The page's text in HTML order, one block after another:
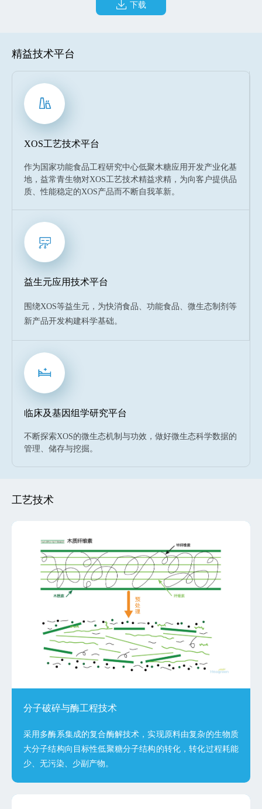
下载
精益技术平台
XOS工艺技术平台
作为国家功能食品工程研究中心低聚木糖应用开发产业化基
地，益常青生物对XOS工艺技术精益求精，为向客户提供品
质、性能稳定的XOS产品而不断自我革新。
益生元应用技术平台
围绕XOS等益生元，为快消食品、功能食品、微生态制剂等
新产品开发构建科学基础。
临床及基因组学研究平台
不断探索XOS的微生态机制与功效，做好微生态科学数据的
管理、储存与挖掘。
工艺技术
分子破碎与酶工程技术
采用多酶系集成的复合酶解技术，实现原料由复杂的生物质
大分子结构向目标性低聚糖分子结构的转化，转化过程耗能
少、无污染、少副产物。